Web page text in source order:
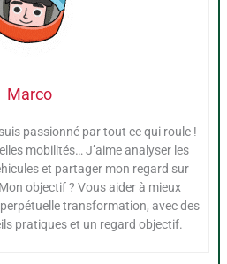
Marco
passionné par tout ce qui roule !
mobilités… J’aime analyser les
et partager mon regard sur
objectif ? Vous aider à mieux
transformation, avec des
pratiques et un regard objectif.